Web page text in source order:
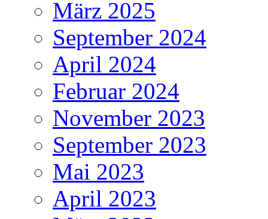
März 2025
September 2024
April 2024
Februar 2024
November 2023
September 2023
Mai 2023
April 2023